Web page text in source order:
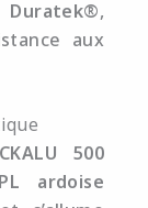
,
aux
500
ardoise